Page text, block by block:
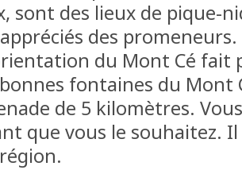
sont des lieux de pique-
des promeneurs.
du Mont Cé
fontaines du Mont
de 5 kilomètres.
que vous le souhaitez.